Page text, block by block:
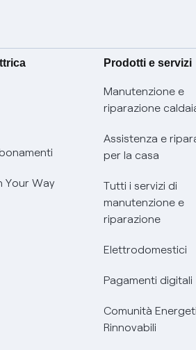
Your Way
Prodotti e servizi
Manutenzione e
riparazione
Assistenza e
per la casa
Tutti i servizi di
manutenzione e
riparazione
Elettrodomestici
Pagamenti digitali
Comunità
Rinnovabili